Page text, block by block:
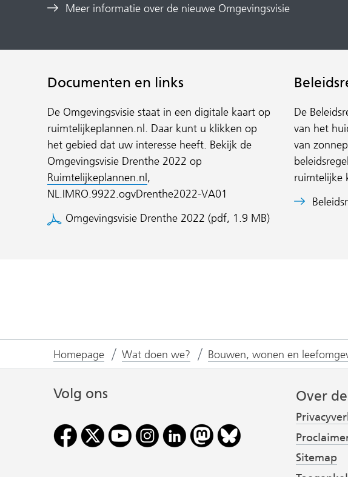
Meer informatie over de nieuwe Omgevingsvisie(verwijst
website)
Documenten en links
De Omgevingsvisie staat in een digitale kaart op
ruimtelijkeplannen.nl. Daar kunt u klikken op
het gebied dat uw interesse heeft. Bekijk de
Omgevingsvisie Drenthe 2022 op
Ruimtelijkeplannen.nl (verwijst
naar
andere
,
NL.IMRO.9922.ogvDrenthe2022-VA01
Omgevingsvisie Drenthe 2022 (pdf, 1.9 MB)
De
van het
van
ruimtelijke
Homepage Wat doen we? Bouwen, wonen en
Volg ons Over
Sitemap